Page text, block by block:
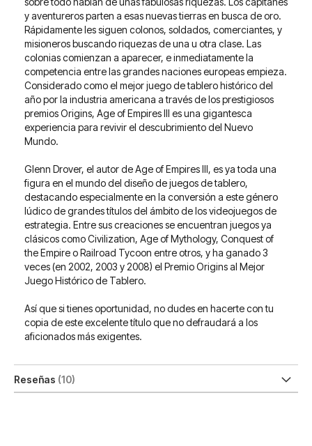
y aventureros parten a esas nuevas tierras en busca de oro.
Rápidamente les siguen colonos, soldados, comerciantes, y
misioneros buscando riquezas de una u otra clase. Las
colonias comienzan a aparecer, e inmediatamente la
competencia entre las grandes naciones europeas empieza.
Considerado como el mejor juego de tablero histórico del
año por la industria americana a través de los prestigiosos
premios Origins, Age of Empires III es una gigantesca
experiencia para revivir el descubrimiento del Nuevo
Mundo.
Glenn Drover, el autor de Age of Empires III, es ya toda una
figura en el mundo del diseño de juegos de tablero,
destacando especialmente en la conversión a este género
lúdico de grandes títulos del ámbito de los videojuegos de
estrategia. Entre sus creaciones se encuentran juegos ya
clásicos como Civilization, Age of Mythology, Conquest of
the Empire o Railroad Tycoon entre otros, y ha ganado 3
veces (en 2002, 2003 y 2008) el Premio Origins al Mejor
Juego Histórico de Tablero.
Así que si tienes oportunidad, no dudes en hacerte con tu
copia de este excelente título que no defraudará a los
aficionados más exigentes.
Reseñas 10